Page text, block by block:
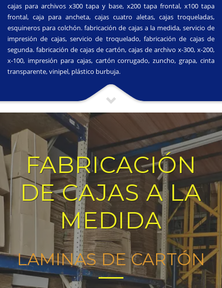
cajas para archivos x300 tapa y base, x200 tapa frontal, x100 tapa
frontal, caja para ancheta, cajas cuatro aletas, cajas troqueladas,
esquineros para colchón. fabricación de cajas a la medida, servicio de
impresión de cajas, servicio de troquelado, fabricación de cajas de
segunda. fabricación de cajas de cartón, cajas de archivo x-300, x-200,
x-100, impresión para cajas, cartón corrugado, zuncho, grapa, cinta
transparente, vinipel, plástico burbuja.
FABRICACIÓN
DE CAJAS A LA
MEDIDA
LAMINAS DE CARTÓN